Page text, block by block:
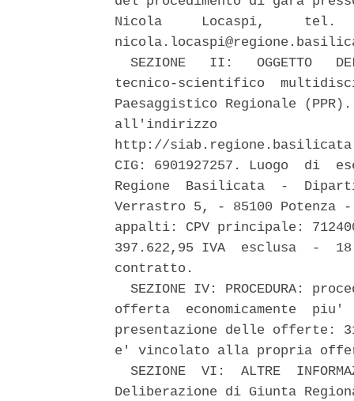
Nicola     Locaspi,     tel.
SEZIONE   II:   OGGETTO
tecnico-scientifico
Paesaggistico Regionale
all'indirizzo
http://
CIG: 6901927257. Luogo  di
Regione  Basilicata  -
Verrastro 5, - 85100 Potenza
appalti: CPV principale:
397.622,95 IVA  esclusa  -
contratto.
SEZIONE IV: PROCEDURA:
offerta  economicamente
presentazione delle offerte:
e' vincolato alla propria
SEZIONE  VI:  ALTRE
Deliberazione di Giunta